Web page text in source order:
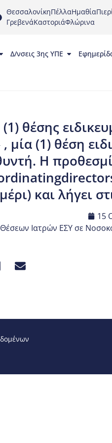
ΘεσσαλονίκηΠέλλαΗμαθία
ΓρεβενάΚαστοριάΦλώρινα
Δ/νσεις 3ης ΥΠΕ
θέσης
(1) θέση
Η
και λήγει
15
Ιατρών ΕΣΥ σε